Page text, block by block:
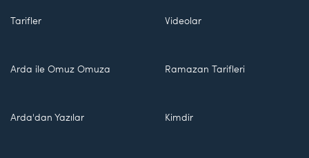
Tarifler Videolar
Arda ile Omuz Omuza Ramazan Tarifleri
Arda'dan Yazılar Kimdir